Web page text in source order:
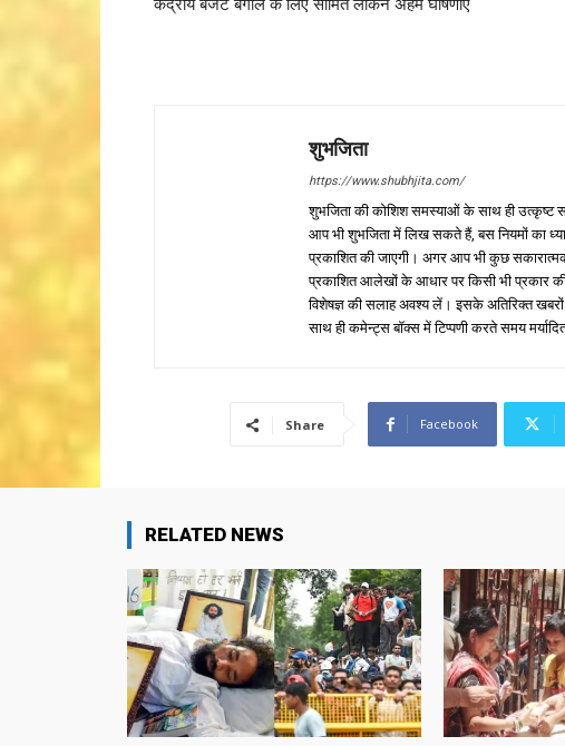
केंद्रीय बजट बंगाल के लिए सीमित लेकिन अहम घोषणाएं
शुभजिता
https://www.shubhjita.com/
शुभजिता की कोशिश समस्याओं के साथ ही उत्कृष्ट
आप भी शुभजिता में लिख सकते हैं, बस नियमों का
प्रकाशित की जाएगी। अगर आप भी कुछ
प्रकाशित आलेखों के आधार पर किसी भी प्रकार की
विशेषज्ञ की सलाह अवश्य लें। इसके अतिरिक्त
साथ ही कमेन्ट्स बॉक्स में टिप्पणी करते समय
Share Facebook
RELATED NEWS